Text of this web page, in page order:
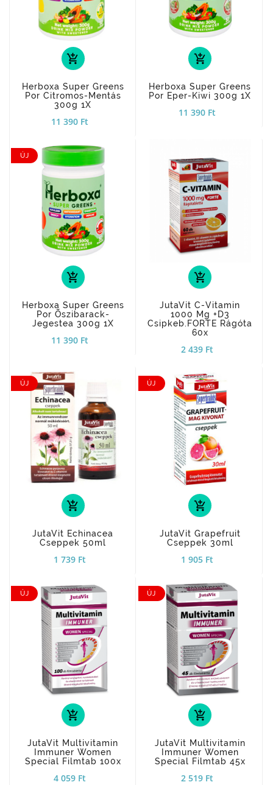
add_shopping_cart
Herboxa Super Greens
Por Citromos-Mentás
300g 1X
11 390 Ft
add_shopping_cart
Herboxa Super Greens
Por Eper-Kiwi 300g 1X
11 390 Ft
ÚJ
add_shopping_cart
Herboxa Super Greens
Por Õszibarack-
Jegestea 300g 1X
11 390 Ft
add_shopping_cart
JutaVit C-Vitamin
1000 Mg +D3
Csipkeb.FORTE Rágóta
60x
2 439 Ft
ÚJ
add_shopping_cart
JutaVit Echinacea
Cseppek 50ml
1 739 Ft
ÚJ
add_shopping_cart
JutaVit Grapefruit
Cseppek 30ml
1 905 Ft
ÚJ
add_shopping_cart
JutaVit Multivitamin
Immuner Women
Special Filmtab 100x
4 059 Ft
ÚJ
add_shopping_cart
JutaVit Multivitamin
Immuner Women
Special Filmtab 45x
2 519 Ft